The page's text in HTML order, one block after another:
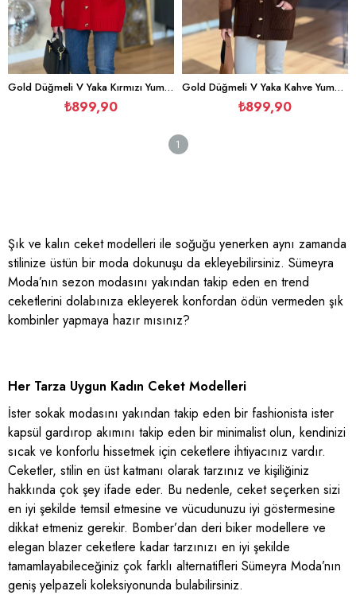
Gold Düğmeli V Yaka Kırmızı Yumoş Hırka
₺899,90
Gold Düğmeli V Yaka Kahve Yumoş Hırka
₺899,90
1
Şık ve kalın ceket modelleri ile soğuğu yenerken aynı zamanda
stilinize üstün bir moda dokunuşu da ekleyebilirsiniz. Sümeyra
Moda’nın sezon modasını yakından takip eden en trend
ceketlerini dolabınıza ekleyerek konfordan ödün vermeden şık
kombinler yapmaya hazır mısınız?
Her Tarza Uygun Kadın Ceket Modelleri
İster sokak modasını yakından takip eden bir fashionista ister
kapsül gardırop akımını takip eden bir minimalist olun, kendinizi
sıcak ve konforlu hissetmek için ceketlere ihtiyacınız vardır.
Ceketler, stilin en üst katmanı olarak tarzınız ve kişiliğiniz
hakkında çok şey ifade eder. Bu nedenle, ceket seçerken sizi
en iyi şekilde temsil etmesine ve vücudunuzu iyi göstermesine
dikkat etmeniz gerekir. Bomber’dan deri biker modellere ve
elegan blazer ceketlere kadar tarzınızı en iyi şekilde
tamamlayabileceğiniz çok farklı alternatifleri Sümeyra Moda’nın
geniş yelpazeli koleksiyonunda bulabilirsiniz.